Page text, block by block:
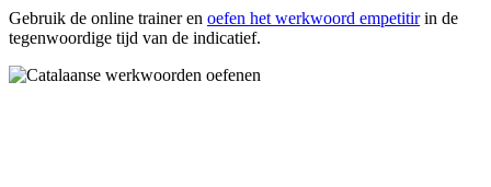
Gebruik de online trainer en oefen het werkwoord empetitirin de
tegenwoordige tijd van de indicatief.